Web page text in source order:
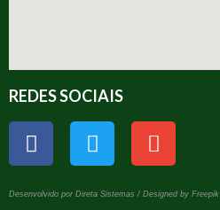
REDES SOCIAIS
Desenvolvido por Direta Sistemas / Designed by Freepik